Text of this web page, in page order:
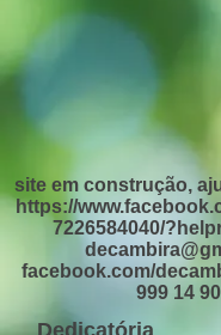
site em construção,
https://
7226584040/
facebook.com/
999 14
Dedicatória